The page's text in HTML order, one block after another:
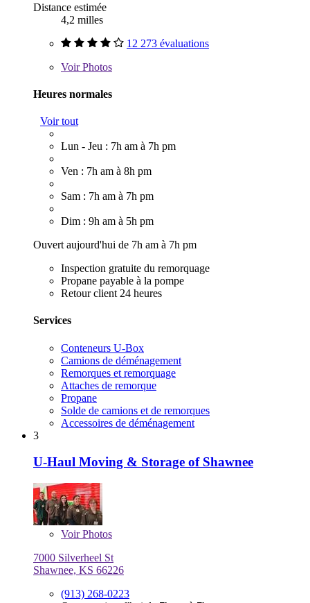
Distance estimée
4,2 milles
12 273 évaluations
VoirPhotos
Heures normales
Voir tout
Lun - Jeu : 7h am à 7h pm
Ven : 7h am à 8h pm
Sam : 7h am à 7h pm
Dim : 9h am à 5h pm
Ouvert aujourd'hui de 7h am à 7h pm
Inspection gratuite du remorquage
Propane payable à la pompe
Retour client 24 heures
Services
Conteneurs U-Box
Camions de déménagement
Remorques et remorquage
Attaches de remorque
Propane
Solde de camions et de remorques
Accessoires de déménagement
3
U-Haul Moving & Storage of Shawnee
VoirPhotos
7000 Silverheel St
Shawnee, KS 66226
(913) 268-0223